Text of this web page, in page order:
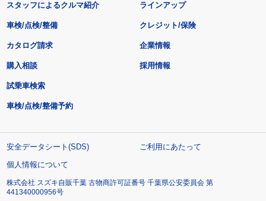
スタッフによるクルマ紹介 ラインアップ
車検/点検/整備 クレジット/保険
カタログ請求
購入相談
試乗車検索
車検/点検/整備予約
企業情報
採用情報
安全データシート(SDS)
ご利用にあたって
個人情報について
株式会社 スズキ自販千葉 古物商許可証番号 千葉県公安委員会 第
441340000956号